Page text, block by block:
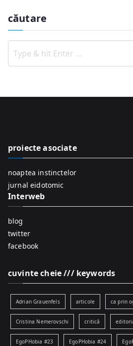
căutare
proiecte asociate
noaptea instinctelor
jurnal eidotomic
Interweb
blog
twitter
facebook
cuvinte cheie /// keywords
Adrian Grauenfels articole ca prin
Cristina Nemerovschi critică
EgoPHobia #23 EgoPHobia #24